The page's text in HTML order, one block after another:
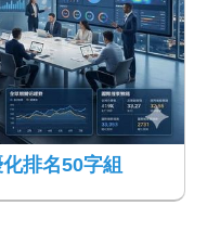
排名50字組